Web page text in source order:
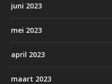
juni 2023
mei 2023
april 2023
maart 2023